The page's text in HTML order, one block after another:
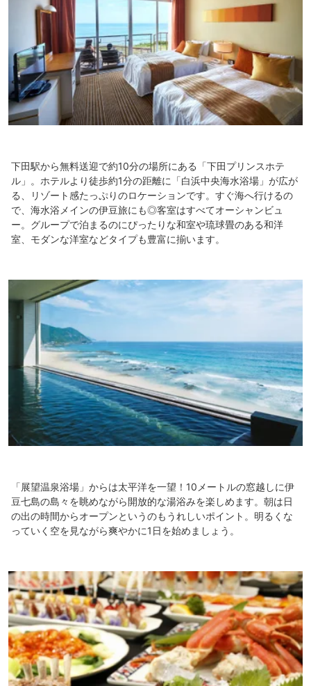
下田駅から無料送迎で約10分の場所にある「下田プリンスホテ
ル」。ホテルより徒歩約1分の距離に「白浜中央海水浴場」が広が
る、リゾート感たっぷりのロケーションです。すぐ海へ行けるの
で、海水浴メインの伊豆旅にも◎客室はすべてオーシャンビュ
ー。グループで泊まるのにぴったりな和室や琉球畳のある和洋
室、モダンな洋室などタイプも豊富に揃います。
「展望温泉浴場」からは太平洋を一望！10メートルの窓越しに伊
豆七島の島々を眺めながら開放的な湯浴みを楽しめます。朝は日
の出の時間からオープンというのもうれしいポイント。明るくな
っていく空を見ながら爽やかに1日を始めましょう。